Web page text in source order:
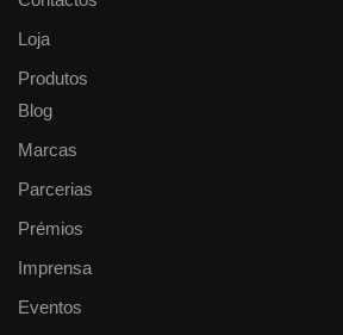
Loja
Produtos
Blog
Marcas
Parcerias
Prémios
Imprensa
Eventos